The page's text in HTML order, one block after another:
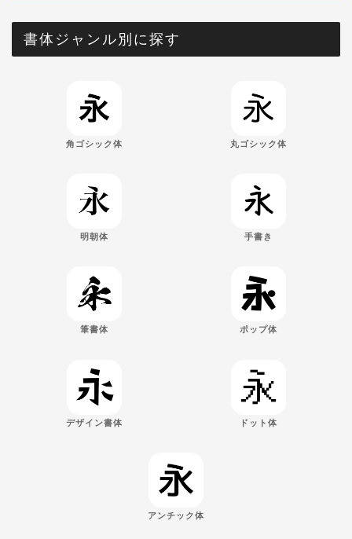
書体ジャンル別に探す
角ゴシック体 丸ゴシック体
明朝体 手書き
筆書体 ポップ体
デザイン書体 ドット体
アンチック体